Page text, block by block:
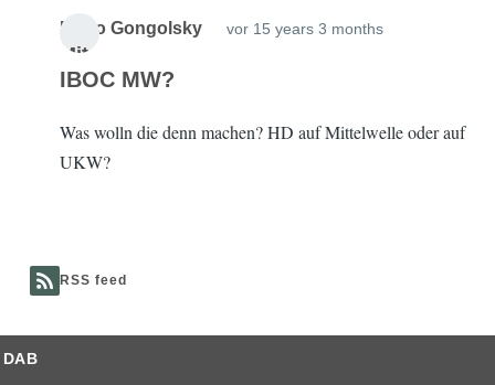
Mit
glie
seit
Mario Gongolsky vor 15 years 3 months
IBOC MW?
Was wolln die denn machen? HD auf Mittelwelle oder auf
UKW?
RSS feed
DAB